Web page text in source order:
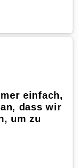
einfach,
dass wir
um zu